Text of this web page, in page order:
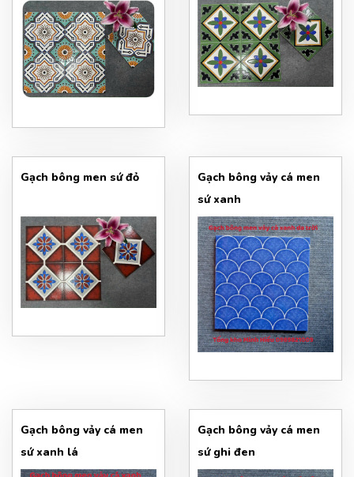
Gạch bông men sứ đỏ
Gạch bông vảy cá men
sứ xanh
Gạch bông vảy cá men
sứ xanh lá
Gạch bông vảy cá men
sứ ghi đen